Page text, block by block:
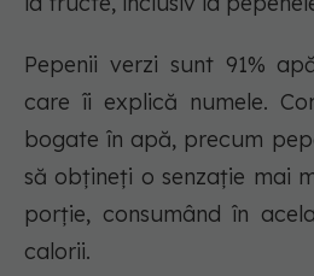
Pepenii verzi sunt 91%
care îi explică numele.
bogate în apă, precum
să obțineți o senzație mai
porție, consumând în
calorii.